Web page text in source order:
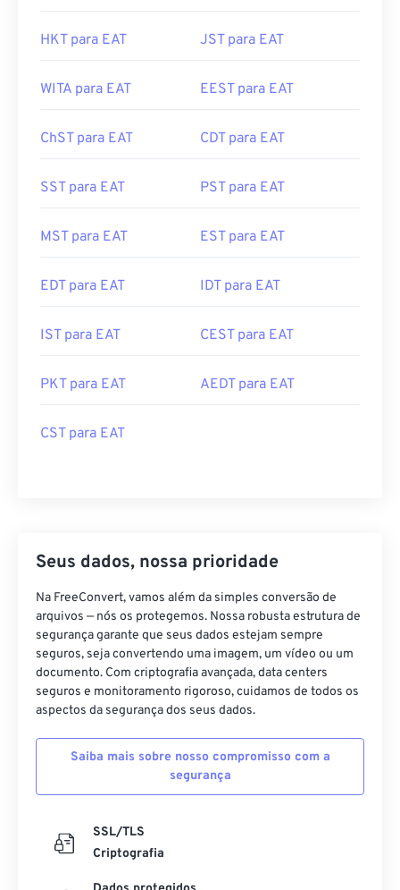
HKT para EAT JST para EAT
WITA para EAT EEST para EAT
ChST para EAT CDT para EAT
SST para EAT PST para EAT
MST para EAT EST para EAT
EDT para EAT IDT para EAT
IST para EAT CEST para EAT
PKT para EAT AEDT para EAT
CST para EAT
Seus dados, nossa prioridade
Na FreeConvert, vamos além da simples conversão de
arquivos — nós os protegemos. Nossa robusta estrutura de
segurança garante que seus dados estejam sempre
seguros, seja convertendo uma imagem, um vídeo ou um
documento. Com criptografia avançada, data centers
seguros e monitoramento rigoroso, cuidamos de todos os
aspectos da segurança dos seus dados.
Saiba mais sobre nosso compromisso com a
segurança
SSL/TLS
Criptografia